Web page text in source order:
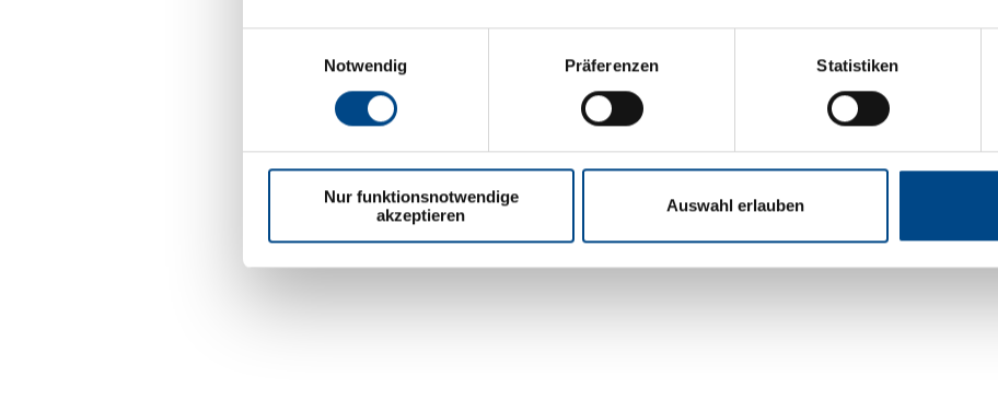
Notwendig
Präferenzen Statistiken
Nur funktionsnotwendige
akzeptieren
Auswahl erlauben